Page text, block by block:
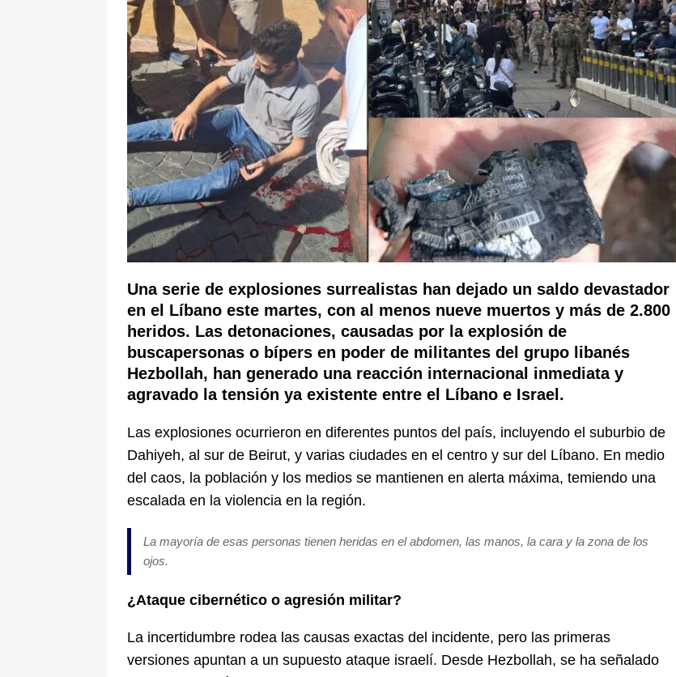
[ 6 de agosto de 2026 ] Pacto Histórico no asistirá a la posesión de Abelardo de la Espriella y llama a
una “desobediencia civil” desde el Congreso LO ÚLTIMO
Una serie de explosiones surrealistas han dejado un saldo devastador
en el Líbano este martes, con al menos nueve muertos y más de 2.800
heridos. Las detonaciones, causadas por la explosión de
buscapersonas o bípers en poder de militantes del grupo libanés
Hezbollah, han generado una reacción internacional inmediata y
agravado la tensión ya existente entre el Líbano e Israel.
Las explosiones ocurrieron en diferentes puntos del país, incluyendo el suburbio de
Dahiyeh, al sur de Beirut, y varias ciudades en el centro y sur del Líbano. En medio
del caos, la población y los medios se mantienen en alerta máxima, temiendo una
escalada en la violencia en la región.
La mayoría de esas personas tienen heridas en el abdomen, las manos, la cara y la zona de los
ojos.
¿Ataque cibernético o agresión militar?
La incertidumbre rodea las causas exactas del incidente, pero las primeras
versiones apuntan a un supuesto ataque israelí. Desde Hezbollah, se ha señalado